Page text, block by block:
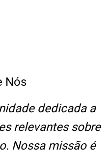
Nós
dedicada a
relevantes sobre
Nossa missão é